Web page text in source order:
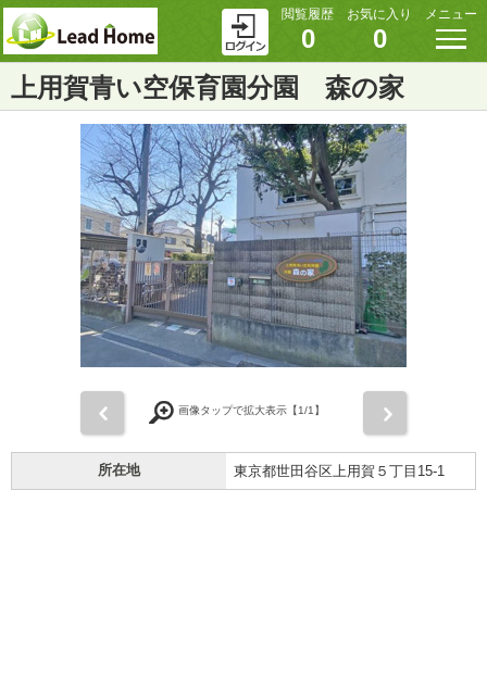
閲覧履歴
0
お気に入り
0
メニュー
上用賀青い空保育園分園 森の家
画像タップで拡大表示【1/1】
所在地 東京都世田谷区上用賀５丁目15-1